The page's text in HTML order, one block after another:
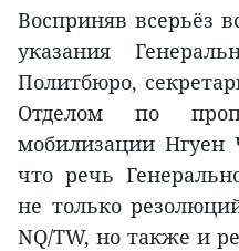
Восприняв всерьёз
указания
Политбюро,
Отделом по
мобилизации Нгуен
что речь
не только
NQ/TW, но также и